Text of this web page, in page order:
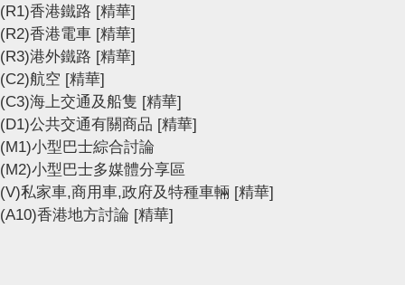
(R1)香港鐵路 [精華]
(R2)香港電車 [精華]
(R3)港外鐵路 [精華]
(C2)航空 [精華]
(C3)海上交通及船隻 [精華]
(D1)公共交通有關商品 [精華]
(M1)小型巴士綜合討論
(M2)小型巴士多媒體分享區
(V)私家車,商用車,政府及特種車輛 [精華]
(A10)香港地方討論 [精華]